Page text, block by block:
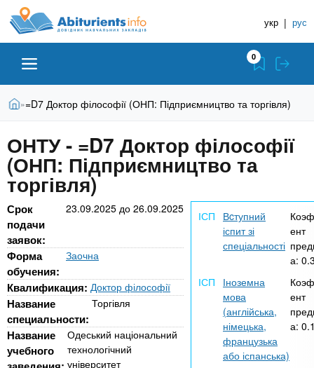
A
b
i
t
u
r
i
e
n
о
в
д
н
к
Н
а
в
ч
а
л
ь
н
и
х
з
укр | рус
Абітурієнту
ЗВО (ВНЗ)
Приватні школи
Онлайн курси
0
В
т
у
т
Головна
»=D7 Доктор філософії (ОНП: Підприємництво та торгівля)
ОНТУ - =D7 Доктор філософії
(ОНП: Підприємництво та
торгівля)
Срок
подачи
заявок:
23.09.2025 до 26.09.2025
Форма
обучения:
Заочна
Квалификация: Доктор філософії
Название
специальности:
Торгівля
Название
учебного
Одеський національний
технологічний
університет
Вcтупний
іспит зі
спеціальності
ент
а:
Іноземна
мова
(англійська,
німецька,
французька
або іспанська)
ент
а: